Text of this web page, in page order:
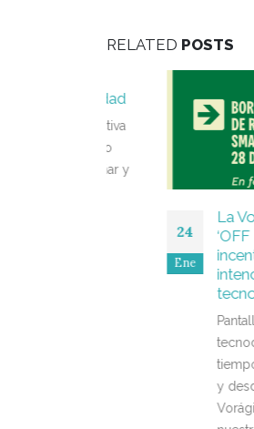
RELATED POSTS
La Vorágine
‘OFF
incentivar el
intencional
tecnología
Pantallización,
tiempo puede
y desde la
Vorágine